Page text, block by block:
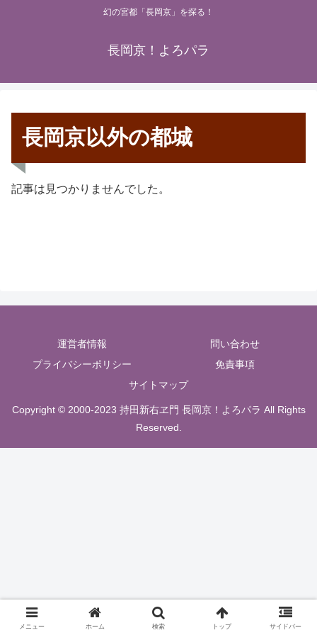
幻の宮都「長岡京」を探る！
長岡京！よろパラ
長岡京以外の都城
記事は見つかりませんでした。
運営者情報
問い合わせ
プライバシーポリシー
免責事項
サイトマップ
Copyright © 2000-2023 持田新右ヱ門 長岡京！よろパラ All Rights
Reserved.
メニュー ホーム 検索 トップ サイドバー